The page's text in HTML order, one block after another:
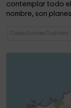
contemplar todo
nombre, son
Casas Rurales Cudillero